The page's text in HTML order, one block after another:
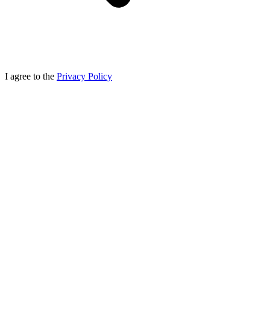
I agree to the Privacy Policy